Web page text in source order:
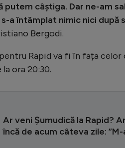
putem câştiga. Dar ne-am
a întâmplat nimic nici după
Bergodi.
Rapid va fi în fața celor
ora 20:30.
Ar veni Șumudică la Rapid?
încă de acum câteva zile: